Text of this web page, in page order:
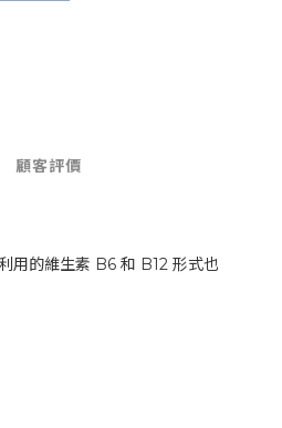
顧客評價
用的維生素 B6 和 B12 形式也